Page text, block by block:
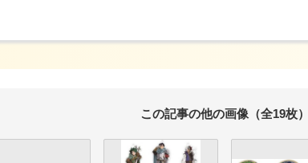
この記事の他の画像（全19枚）